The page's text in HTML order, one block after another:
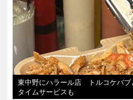
東中野にハラール店 トルコケバブ
タイムサービスも